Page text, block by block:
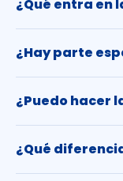
¿Qué entra en
¿Hay parte
¿Puedo hacer
¿Qué